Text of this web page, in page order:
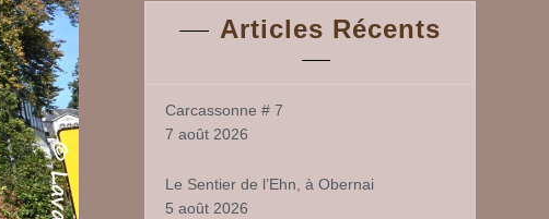
Articles Récents
Carcassonne # 7
7 août 2026
Le Sentier de l’Ehn, à Obernai
5 août 2026